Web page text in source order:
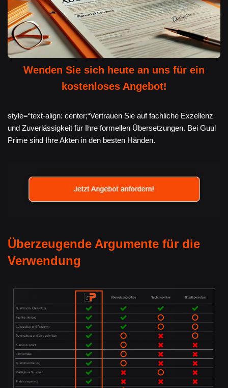
Wenden Sie sich heute an uns für ein
kostenloses Angebot!
style=“text-align: center;“Vertrauen Sie auf fachliche Exzellenz
und Zuverlässigkeit für Ihre formellen Übersetzungen. Bei Guul
Prime sind Ihre Akten in den besten Händen.
Überzeugende Argumente für die
Verwendung